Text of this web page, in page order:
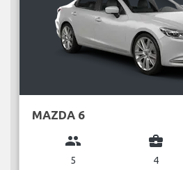
MAZDA 6
group
5
business_center
4